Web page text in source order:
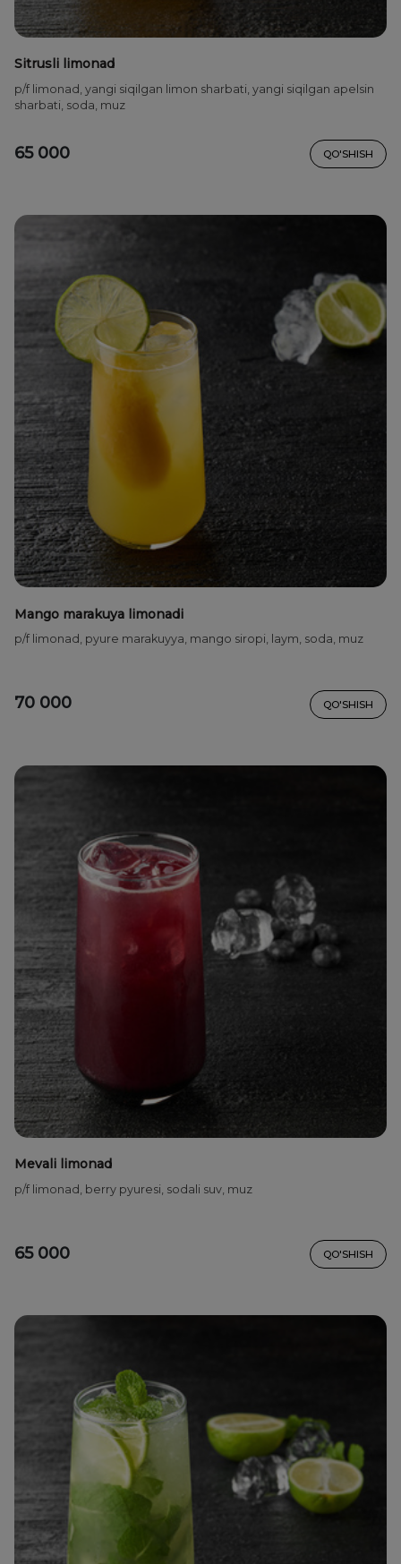
Sitrusli limonad
p/f limonad, yangi siqilgan limon sharbati, yangi siqilgan apelsin
sharbati, soda, muz
65 000 QO'SHISH
Mango marakuya limonadi
p/f limonad, pyure marakuyya, mango siropi, laym, soda, muz
70 000 QO'SHISH
Mevali limonad
p/f limonad, berry pyuresi, sodali suv, muz
65 000 QO'SHISH